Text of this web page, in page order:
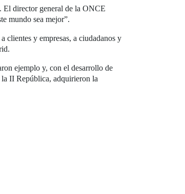
El director general de la ONCE
mundo sea mejor”.
clientes y empresas, a ciudadanos y
ejemplo y, con el desarrollo de
la II República, adquirieron la